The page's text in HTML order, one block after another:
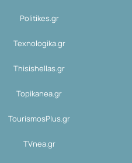
Politikes.gr
Texnologika.gr
Thisishellas.gr
Topikanea.gr
TourismosPlus.gr
TVnea.gr